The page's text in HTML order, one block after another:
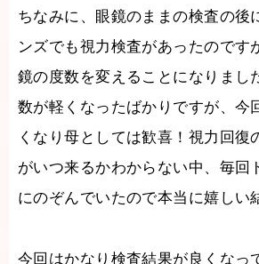
ちなみに、眼鏡のままの検査の後
ンズでも視力検査があったのです
鏡の度数を変えることになりまし
数が軽くなったばかりですが、今
くなり母としては歓喜！視力回復
がいつ来るかわからない中、毎回
にのぞんでいたので本当に嬉しい
今回はかなり検査結果が良くなっ